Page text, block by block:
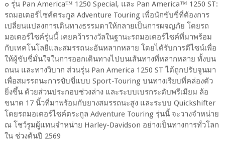
๐ รุ่น Pan America™ 1250 Special, และ Pan America™ 1250 ST:
รถมอเตอร์ไซค์ตระกูล Adventure Touring เพื่อนักขับขี่ที่ต้องการ
เปลี่ยนแปลงการเดินทางธรรมดาให้กลายเป็นการผจญภัย โดยรถ
มอเตอร์ไซค์รุ่นนี้ เคยคว้ารางวัลในฐานะรถมอเตอร์ไซค์ที่มาพร้อม
กับเทคโนโลยีและสมรรถนะอันหลากหลาย โดยได้รับการดีไซน์เพื่อ
ให้ผู้ขับขี่มั่นใจในการออกเดินทางไปบนเส้นทางที่หลากหลาย ทั้งบน
ถนน และทางวิบาก ส่วนรุ่น Pan America 1250 ST ได้ถูกปรับจูนมา
เพื่อสมรรถนะการขับขี่แบบ Sport-Touring บนทางเรียบที่คล่องตัว
ยิ่งขึ้น ด้วยส่วนประกอบช่วงล่าง และระบบเบรกระดับพรีเมียม ล้อ
ขนาด 17 นิ้วที่มาพร้อมกับยางสมรรถนะสูง และระบบ Quickshifter
โดยรถมอเตอร์ไซค์ตระกูล Adventure Touring รุ่นนี้ จะวางจำหน่าย
ณ โชว์รูมผู้แทนจำหน่าย Harley-Davidson อย่างเป็นทางการทั่วโลก
ใน ช่วงต้นปี 2569